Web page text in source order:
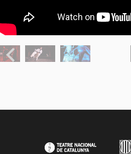
Previous